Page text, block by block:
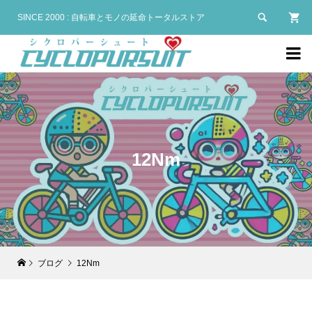
SINCE 2000 : 自転車とモノの延命トータルストア 

12Nm
ブログ 12Nm